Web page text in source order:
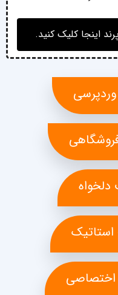
اینجا کلیک کنید.
اختصاصی